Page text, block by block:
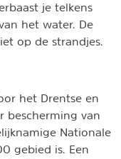
je telkens
het water. De
op de strandjes.
het Drentse en
bescherming van
Nationale
gebied is. Een